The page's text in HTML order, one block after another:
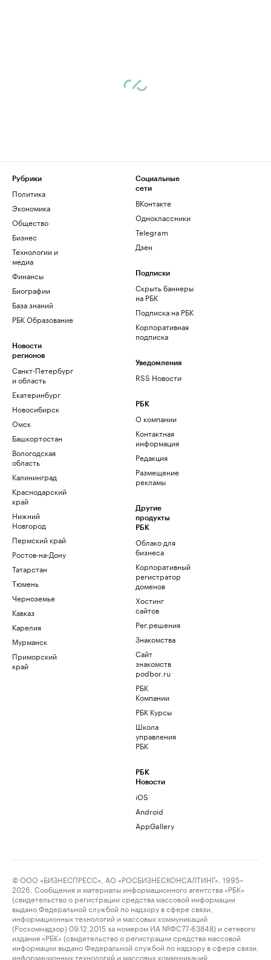
Рубрики
Политика
Экономика
Общество
Бизнес
Технологии и
медиа
Финансы
Биографии
База знаний
РБК Образование
Новости
регионов
Санкт-Петербург
и область
Екатеринбург
Новосибирск
Омск
Башкортостан
Вологодская
область
Калининград
Краснодарский
край
Нижний
Новгород
Пермский край
Ростов-на-Дону
Татарстан
Тюмень
Черноземье
Кавказ
Карелия
Мурманск
Приморский
край
Социальные
сети
ВКонтакте
Одноклассники
Telegram
Дзен
Подписки
Скрыть баннеры
на РБК
Подписка на РБК
Корпоративная
подписка
Уведомления
RSS Новости
РБК
О компании
Контактная
информация
Редакция
Размещение
рекламы
Другие
продукты
РБК
Облако для
бизнеса
Корпоративный
регистратор
доменов
Хостинг
сайтов
Рег.решения
Знакомства
Сайт
знакомств
podbor.ru
РБК
Компании
РБК Курсы
Школа
управления
РБК
РБК
Новости
iOS
Android
AppGallery
© ООО «БИЗНЕСПРЕСС», АО «РОСБИЗНЕСКОНСАЛТИНГ», 1995–
2026. Сообщения и материалы информационного агентства «РБК»
(свидетельство о регистрации средства массовой информации
выдано Федеральной службой по надзору в сфере связи,
информационных технологий и массовых коммуникаций
(Роскомнадзор) 09.12.2015 за номером ИА №ФС77-63848) и сетевого
издания «РБК» (свидетельство о регистрации средства массовой
информации выдано Федеральной службой по надзору в сфере связи,
информационных технологий и массовых коммуникаций